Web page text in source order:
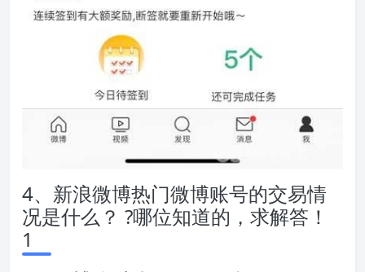
4、新浪微博热门微博账号的交易情
况是什么？ ?哪位知道的，求解答！
1